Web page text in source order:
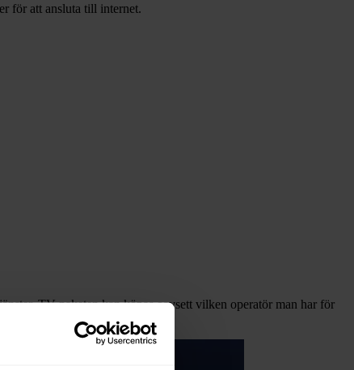
för att ansluta till internet.
TV-paketen kan köpas oavsett vilken operatör man har för